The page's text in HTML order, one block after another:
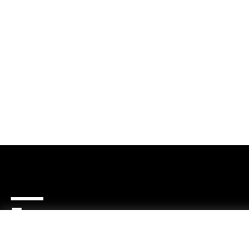
Про нас